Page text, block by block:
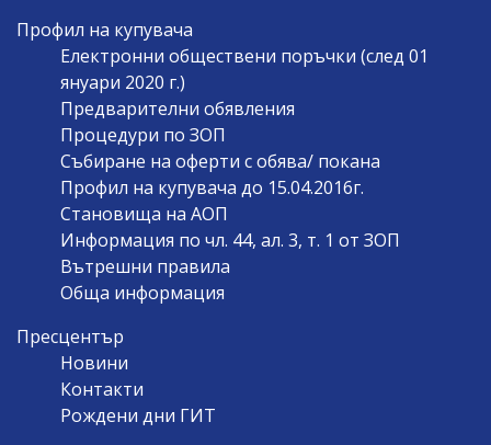
Профил на купувача
Електронни обществени поръчки (след 01
януари 2020 г.)
Предварителни обявления
Процедури по ЗОП
Събиране на оферти с обява/ покана
Профил на купувача до 15.04.2016г.
Становища на АОП
Информация по чл. 44, ал. 3, т. 1 от ЗОП
Вътрешни правила
Обща информация
Пресцентър
Новини
Контакти
Рождени дни ГИТ